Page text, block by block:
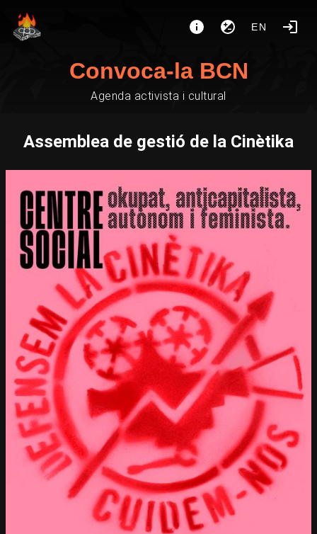
EN
Convoca-la BCN
Agenda activista i cultural
Assemblea de gestió de la Cinètika